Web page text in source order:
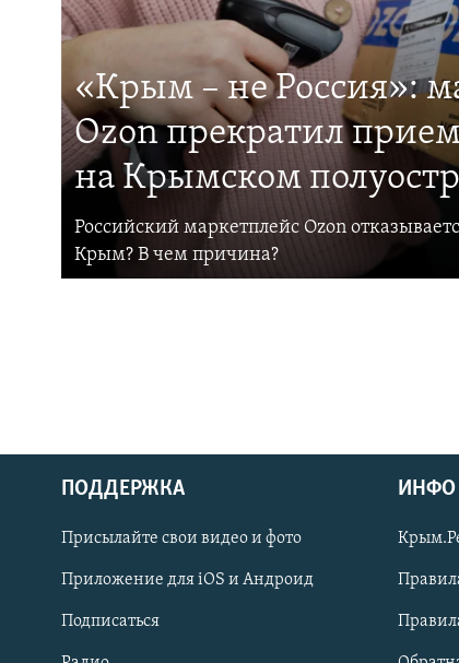
Українською
Qırımtatar
ПРИСОЕДИНЯЙТЕСЬ!
«Крым – не Россия»:
Ozon прекратил
на Крымском
Российский маркетплейс Ozon
Крым? В чем причина?
ПОДДЕРЖКА
Присылайте свои видео и фото
Приложение для iOS и Андроид
Подписаться
ИНФО